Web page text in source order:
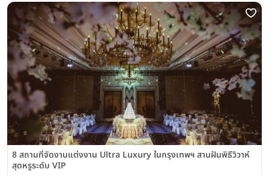
8 สถานที่จัดงานแต่งงาน Ultra Luxury ในกรุงเทพฯ สานฝันพิธีวิวาห์
สุดหรูระดับ VIP